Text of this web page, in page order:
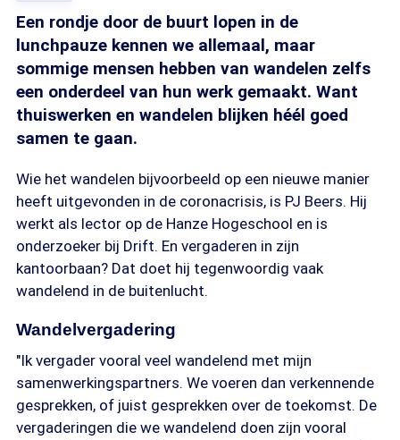
Een rondje door de buurt lopen in de
lunchpauze kennen we allemaal, maar
sommige mensen hebben van wandelen zelfs
een onderdeel van hun werk gemaakt. Want
thuiswerken en wandelen blijken héél goed
samen te gaan.
Wie het wandelen bijvoorbeeld op een nieuwe manier
heeft uitgevonden in de coronacrisis, is PJ Beers. Hij
werkt als lector op de Hanze Hogeschool en is
onderzoeker bij Drift. En vergaderen in zijn
kantoorbaan? Dat doet hij tegenwoordig vaak
wandelend in de buitenlucht.
Wandelvergadering
"Ik vergader vooral veel wandelend met mijn
samenwerkingspartners. We voeren dan verkennende
gesprekken, of juist gesprekken over de toekomst. De
vergaderingen die we wandelend doen zijn vooral